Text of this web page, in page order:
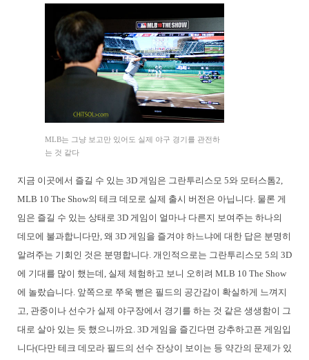
MLB는 그냥 보고만 있어도 실제 야구 경기를 관전하
는 것 같다
지금 이곳에서 즐길 수 있는 3D 게임은 그란투리스모 5와 모터스톰2,
MLB 10 The Show의 테크 데모로 실제 출시 버전은 아닙니다. 물론 게
임은 즐길 수 있는 상태로 3D 게임이 얼마나 다른지 보여주는 하나의
데모에 불과합니다만, 왜 3D 게임을 즐겨야 하느냐에 대한 답은 분명히
알려주는 기회인 것은 분명합니다. 개인적으로는 그란투리스모 5의 3D
에 기대를 많이 했는데, 실제 체험하고 보니 오히려 MLB 10 The Show
에 놀랐습니다. 앞쪽으로 쭈욱 뻗은 필드의 공간감이 확실하게 느껴지
고, 관중이나 선수가 실제 야구장에서 경기를 하는 것 같은 생생함이 그
대로 살아 있는 듯 했으니까요. 3D 게임을 즐긴다면 강추하고픈 게임입
니다(다만 테크 데모라 필드의 선수 잔상이 보이는 등 약간의 문제가 있